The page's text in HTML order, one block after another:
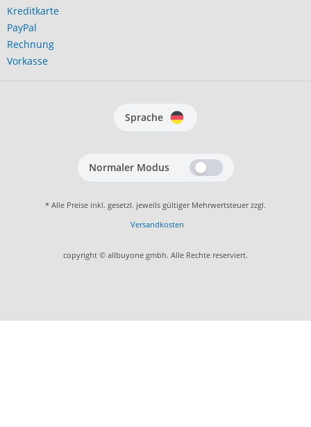
Kreditkarte
PayPal
Rechnung
Vorkasse
Sprache
Normaler Modus
* Alle Preise inkl. gesetzl. jeweils gültiger Mehrwertsteuer zzgl.
Versandkosten
copyright © allbuyone gmbh. Alle Rechte reserviert.